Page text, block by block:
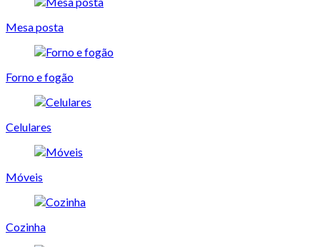
Mesa posta
Forno e fogão
Celulares
Móveis
Cozinha